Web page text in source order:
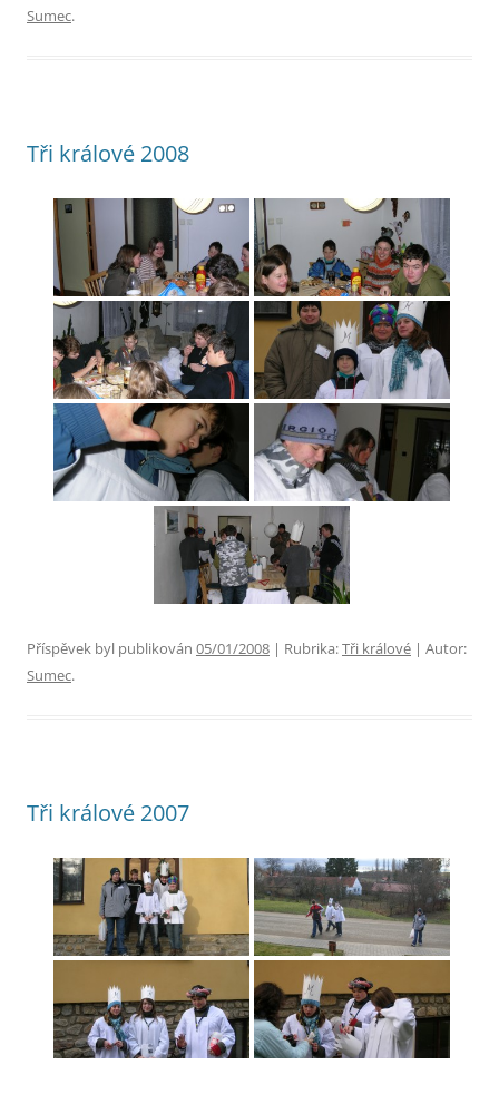
Sumec.
Tři králové 2008
Příspěvek byl publikován 05/01/2008 | Rubrika:Tři králové | Autor:
Sumec.
Tři králové 2007